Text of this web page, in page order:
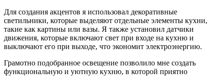
Для создания акцентов я использовал декоративные
светильники, которые выделяют отдельные элементы кухни,
такие как картины или вазы. Я также установил датчики
движения, которые включают свет при входе на кухню и
выключают его при выходе, что экономит электроэнергию.
Грамотно подобранное освещение позволило мне создать
функциональную и уютную кухню, в которой приятно